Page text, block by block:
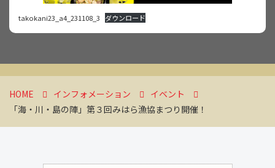
takokani23_a4_231108_3 ダウンロード
HOME インフォメーション
イベント
「海・川・島の陣」第３回みはら漁協まつり開催！